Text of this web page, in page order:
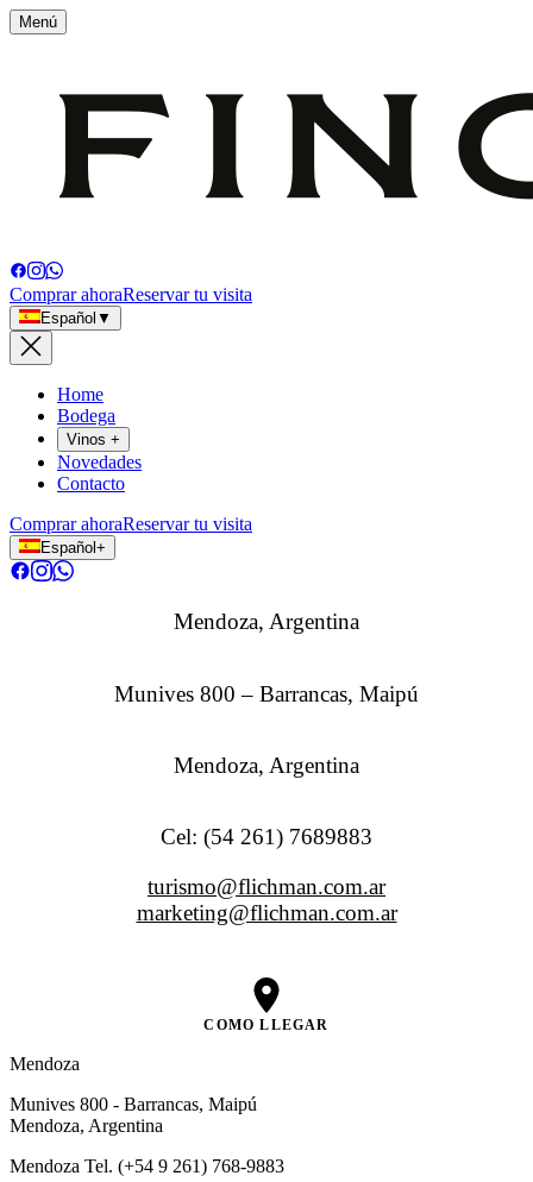
Menú
Comprar ahoraReservar tu visita
Español ▼
Home
Bodega
Vinos +
Novedades
Contacto
Comprar ahoraReservar tu visita
Español +
Mendoza, Argentina
Munives 800 – Barrancas, Maipú
Mendoza, Argentina
Cel: (54 261) 7689883
turismo@flichman.com.ar
marketing@flichman.com.ar
COMO LLEGAR
Mendoza
Munives 800 - Barrancas, Maipú
Mendoza, Argentina
Mendoza Tel. (+54 9 261) 768‑9883